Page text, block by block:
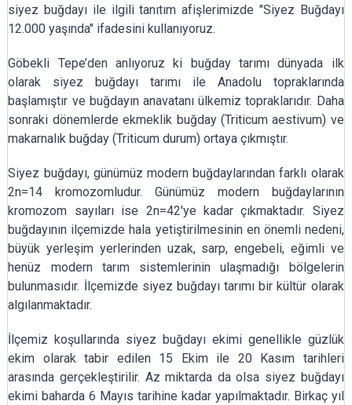
siyez buğdayı ile ilgili tanıtım afişlerimizde "Siyez Buğdayı
12.000 yaşında" ifadesini kullanıyoruz.
Göbekli Tepe’den anlıyoruz ki buğday tarımı dünyada ilk
olarak siyez buğdayı tarımı ile Anadolu topraklarında
başlamıştır ve buğdayın anavatanı ülkemiz topraklarıdır. Daha
sonraki dönemlerde ekmeklik buğday (Triticum aestivum) ve
makarnalık buğday (Triticum durum) ortaya çıkmıştır.
Siyez buğdayı, günümüz modern buğdaylarından farklı olarak
2n=14 kromozomludur. Günümüz modern buğdaylarının
kromozom sayıları ise 2n=42'ye kadar çıkmaktadır. Siyez
buğdayının ilçemizde hala yetiştirilmesinin en önemli nedeni,
büyük yerleşim yerlerinden uzak, sarp, engebeli, eğimli ve
henüz modern tarım sistemlerinin ulaşmadığı bölgelerin
bulunmasıdır. İlçemizde siyez buğdayı tarımı bir kültür olarak
algılanmaktadır.
İlçemiz koşullarında siyez buğdayı ekimi genellikle güzlük
ekim olarak tabir edilen 15 Ekim ile 20 Kasım tarihleri
arasında gerçekleştirilir. Az miktarda da olsa siyez buğdayı
ekimi baharda 6 Mayıs tarihine kadar yapılmaktadır. Birkaç yıl